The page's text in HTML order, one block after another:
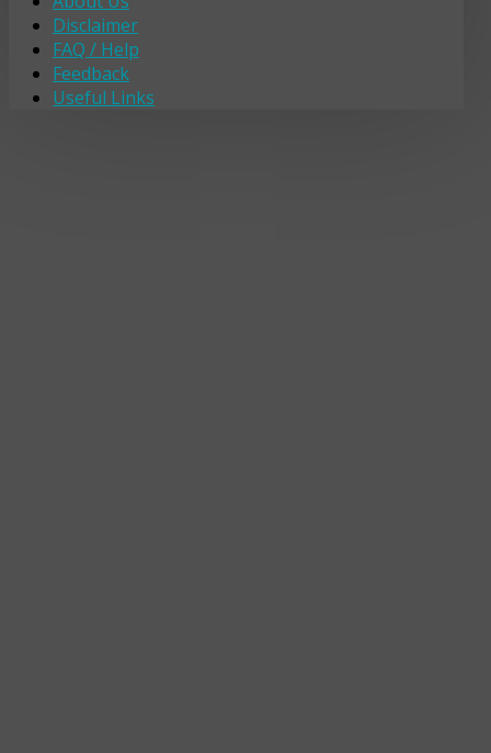
Disclaimer
FAQ / Help
Feedback
Useful Links